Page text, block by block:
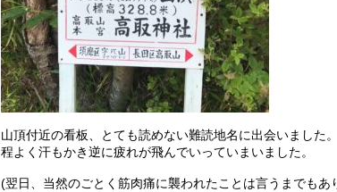
山頂付近の看板、とても読めない難読地名に出会いました。
程よく汗もかき逆に疲れが飛んでいっていまいました。
(翌日、当然のごとく筋肉痛に襲われたことは言うまでも